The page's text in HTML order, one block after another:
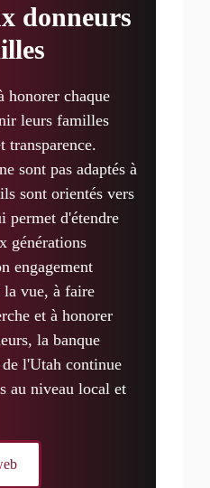
donneurs
honorer chaque
leurs familles
transparence.
sont pas adaptés à
sont orientés vers
permet d'étendre
générations
engagement
la vue, à faire
et à honorer
la banque
l'Utah continue
au niveau local et